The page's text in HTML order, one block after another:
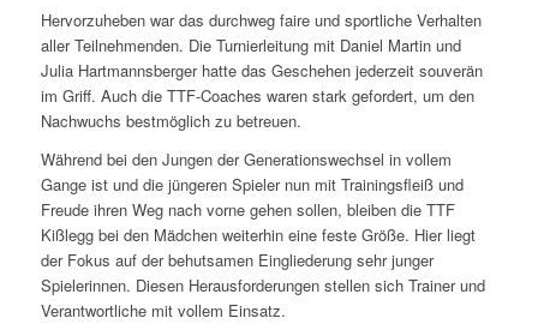
Hervorzuheben war das durchweg faire und sportliche Verhalten
aller Teilnehmenden. Die Turnierleitung mit Daniel Martin und
Julia Hartmannsberger hatte das Geschehen jederzeit souverän
im Griff. Auch die TTF-Coaches waren stark gefordert, um den
Nachwuchs bestmöglich zu betreuen.
Während bei den Jungen der Generationswechsel in vollem
Gange ist und die jüngeren Spieler nun mit Trainingsfleiß und
Freude ihren Weg nach vorne gehen sollen, bleiben die TTF
Kißlegg bei den Mädchen weiterhin eine feste Größe. Hier liegt
der Fokus auf der behutsamen Eingliederung sehr junger
Spielerinnen. Diesen Herausforderungen stellen sich Trainer und
Verantwortliche mit vollem Einsatz.